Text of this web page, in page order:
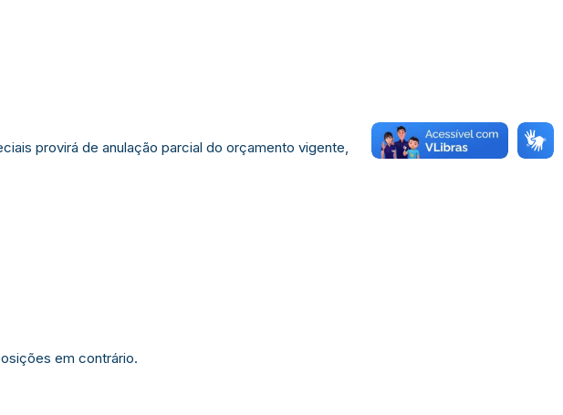
provirá de anulação parcial do orçamento vigente,
em contrário.